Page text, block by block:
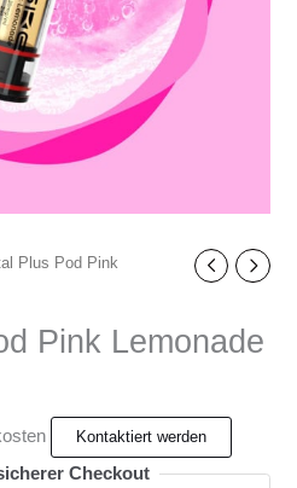
Plus Pod Pink
Pink Lemonade
Checkout